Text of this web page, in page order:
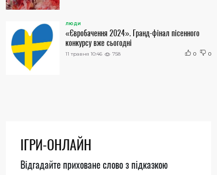
ЛЮДИ
«Євробачення 2024». Гранд-фінал пісенного
конкурсу вже сьогодні
11 травня 10:46 758 0 0
ІГРИ-ОНЛАЙН
Відгадайте приховане слово з підказкою